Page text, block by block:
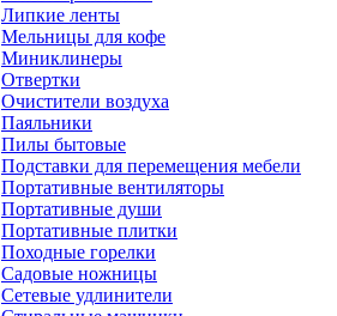
Липкие ленты
Мельницы для кофе
Миниклинеры
Отвертки
Очистители воздуха
Паяльники
Пилы бытовые
Подставки для перемещения мебели
Портативные вентиляторы
Портативные души
Портативные плитки
Походные горелки
Садовые ножницы
Сетевые удлинители